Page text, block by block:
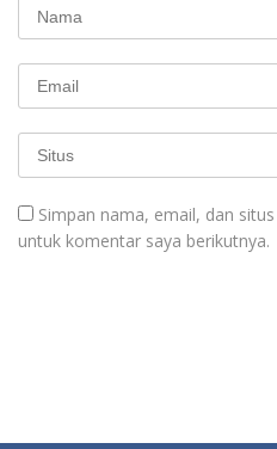
Simpan nama, email, dan
untuk komentar saya berikutnya.